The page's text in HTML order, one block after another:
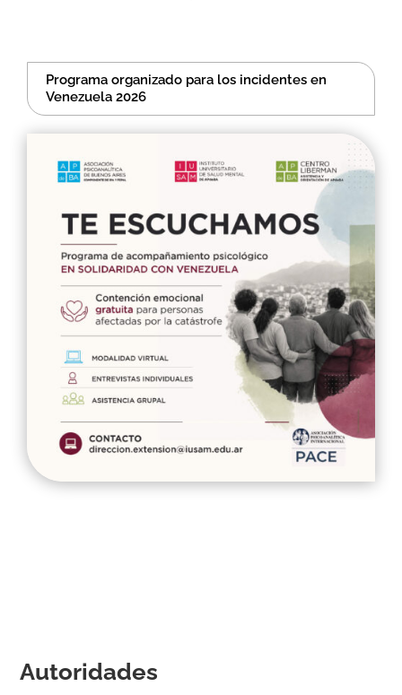
Programa organizado para los incidentes en
Venezuela 2026
Autoridades